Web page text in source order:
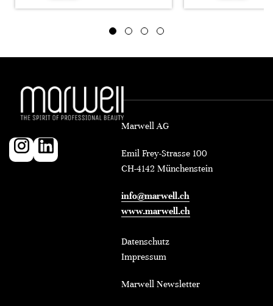
Marwell AG
Emil Frey-Strasse 100
CH-4142 Münchenstein
info@marwell.ch
www.marwell.ch
Datenschutz
Impressum
Marwell Newsletter